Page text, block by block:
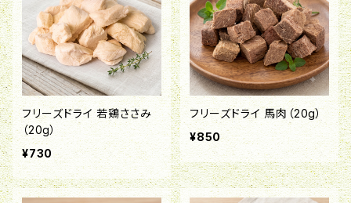
フリーズドライ 若鶏ささみ
（20g）
¥730
フリーズドライ 馬肉（20g）
¥850